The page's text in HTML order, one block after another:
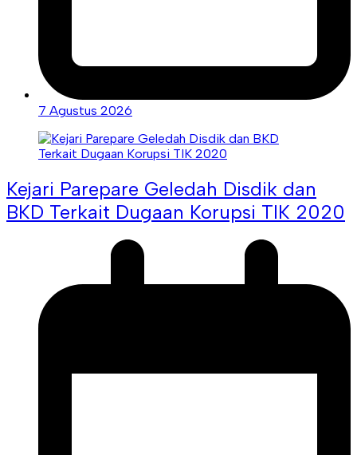
7 Agustus 2026
Kejari Parepare Geledah Disdik dan
BKD Terkait Dugaan Korupsi TIK 2020